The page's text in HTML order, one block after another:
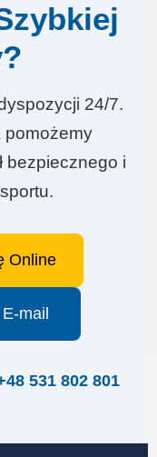
24/7.
pomożemy
bezpiecznego i
Online
mail
531 802 801